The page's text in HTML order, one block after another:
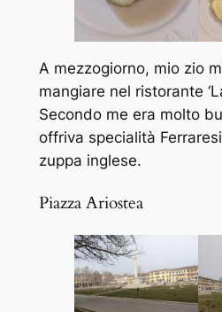
A mezzogiorno, mio zio
mangiare nel ristorante
Secondo me era molto
offriva specialità
zuppa inglese.
Piazza Ariostea